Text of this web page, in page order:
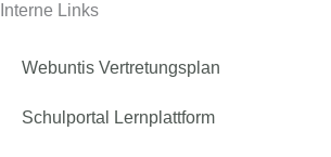
Interne Links
Webuntis Vertretungsplan
Schulportal Lernplattform